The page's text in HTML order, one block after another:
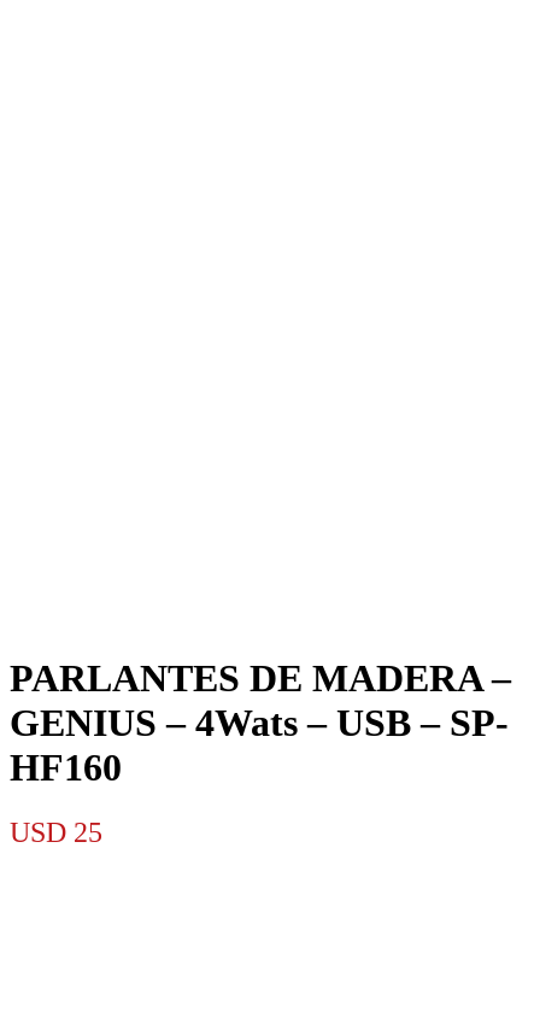
PARLANTES DE MADERA –
GENIUS – 4Wats – USB – SP-
HF160
USD 25